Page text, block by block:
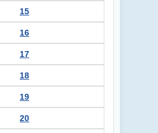
15
16
17
18
19
20